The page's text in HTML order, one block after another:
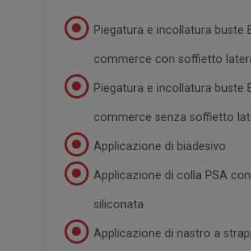
Piegatura e incollatura buste
commerce con soffietto
Piegatura e incollatura buste
commerce senza soffietto
Applicazione di biadesivo
Applicazione di colla PSA
siliconata
Applicazione di nastro a